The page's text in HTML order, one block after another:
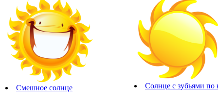
Смешное солнце Солнце с зубьями по